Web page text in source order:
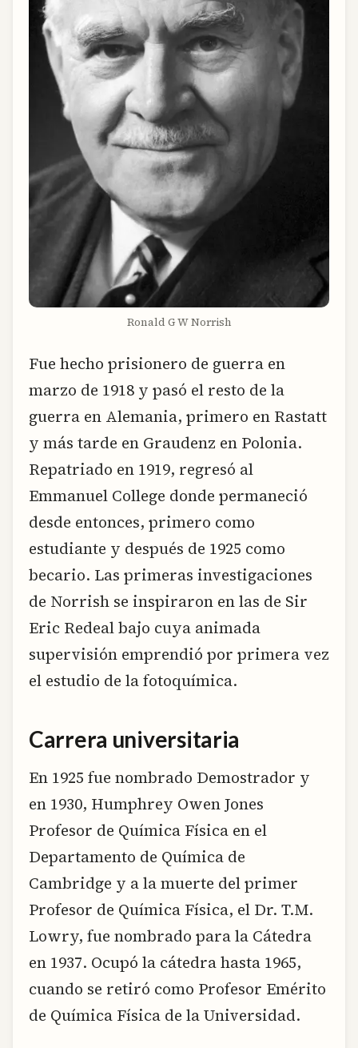
Ronald G W Norrish
Fue hecho prisionero de guerra en
marzo de 1918 y pasó el resto de la
guerra en Alemania, primero en Rastatt
y más tarde en Graudenz en Polonia.
Repatriado en 1919, regresó al
Emmanuel College donde permaneció
desde entonces, primero como
estudiante y después de 1925 como
becario. Las primeras investigaciones
de Norrish se inspiraron en las de Sir
Eric Redeal bajo cuya animada
supervisión emprendió por primera vez
el estudio de la fotoquímica.
Carrera universitaria
En 1925 fue nombrado Demostrador y
en 1930, Humphrey Owen Jones
Profesor de Química Física en el
Departamento de Química de
Cambridge y a la muerte del primer
Profesor de Química Física, el Dr. T.M.
Lowry, fue nombrado para la Cátedra
en 1937. Ocupó la cátedra hasta 1965,
cuando se retiró como Profesor Emérito
de Química Física de la Universidad.